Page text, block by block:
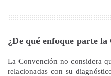
¿De qué enfoque parte la
La Convención no considera
relacionadas con su